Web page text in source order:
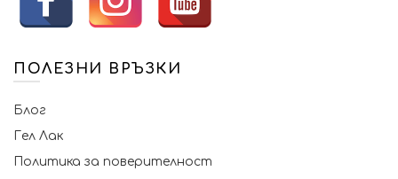
ПОЛЕЗНИ ВРЪЗКИ
Блог
Гел Лак
Политика за поверителност